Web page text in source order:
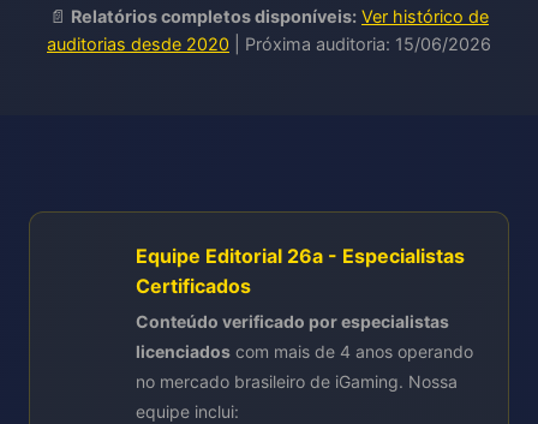
📄 Relatórios completos disponíveis: Ver histórico de
auditorias desde 2020 | Próxima auditoria: 15/06/2026
Equipe Editorial 26a - Especialistas
Certificados
Conteúdo verificado por especialistas
licenciados com mais de 4 anos operando
no mercado brasileiro de iGaming. Nossa
equipe inclui: